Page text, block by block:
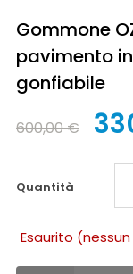
Gommone
pavimento in
gonfiabile
600,00 €
quantità
Esaurito